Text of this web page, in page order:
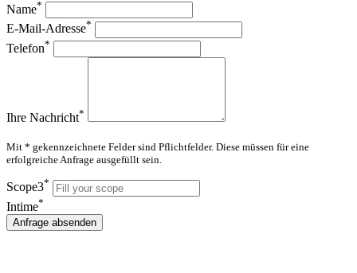
Name*
E-Mail-Adresse*
Telefon*
Ihre Nachricht*
Mit * gekennzeichnete Felder sind Pflichtfelder. Diese müssen für eine
erfolgreiche Anfrage ausgefüllt sein.
Scope3*
Intime*